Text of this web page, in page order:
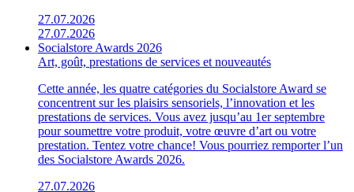
27.07.2026
27.07.2026
Socialstore Awards 2026
Art, goût, prestations de services et nouveautés
Cette année, les quatre catégories du Socialstore Award se
concentrent sur les plaisirs sensoriels, l’innovation et les
prestations de services. Vous avez jusqu’au 1er septembre
pour soumettre votre produit, votre œuvre d’art ou votre
prestation. Tentez votre chance! Vous pourriez remporter l’un
des Socialstore Awards 2026.
27.07.2026